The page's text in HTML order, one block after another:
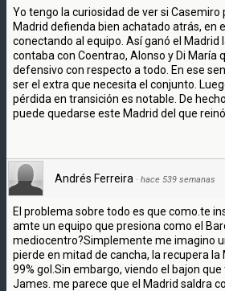
Yo tengo la curiosidad de ver si Casemiro
Madrid defienda bien achatado atrás, en
conectando al equipo. Así ganó el Madrid
contaba con Coentrao, Alonso y Di María
defensivo con respecto a todo. En ese
ser el extra que necesita el conjunto.
pérdida en transición es notable. De
puede quedarse este Madrid del que reinó
Andrés Ferreira · hace 539 semanas
El problema sobre todo es que como.te
amte un equipo que presiona como el
mediocentro?Simplemente me imagino
pierde en mitad de cancha, la recupera la
99% gol.Sin embargo, viendo el bajon
James. me parece que el Madrid saldra